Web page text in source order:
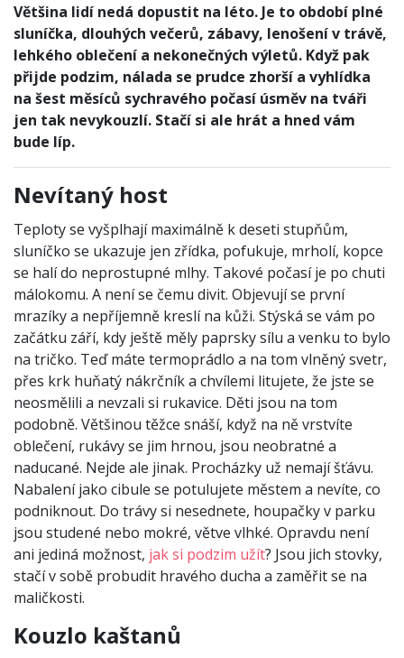
Většina lidí nedá dopustit na léto. Je to období plné
sluníčka, dlouhých večerů, zábavy, lenošení v trávě,
lehkého oblečení a nekonečných výletů. Když pak
přijde podzim, nálada se prudce zhorší a vyhlídka
na šest měsíců sychravého počasí úsměv na tváři
jen tak nevykouzlí. Stačí si ale hrát a hned vám
bude líp.
Nevítaný host
Teploty se vyšplhají maximálně k deseti stupňům,
sluníčko se ukazuje jen zřídka, pofukuje, mrholí, kopce
se halí do neprostupné mlhy. Takové počasí je po chuti
málokomu. A není se čemu divit. Objevují se první
mrazíky a nepříjemně kreslí na kůži. Stýská se vám po
začátku září, kdy ještě měly paprsky sílu a venku to bylo
na tričko. Teď máte termoprádlo a na tom vlněný svetr,
přes krk huňatý nákrčník a chvílemi litujete, že jste se
neosmělili a nevzali si rukavice. Děti jsou na tom
podobně. Většinou těžce snáší, když na ně vrstvíte
oblečení, rukávy se jim hrnou, jsou neobratné a
naducané. Nejde ale jinak. Procházky už nemají šťávu.
Nabalení jako cibule se potulujete městem a nevíte, co
podniknout. Do trávy si nesednete, houpačky v parku
jsou studené nebo mokré, větve vlhké. Opravdu není
ani jediná možnost, jak si podzim užít? Jsou jich stovky,
stačí v sobě probudit hravého ducha a zaměřit se na
maličkosti.
Kouzlo kaštanů